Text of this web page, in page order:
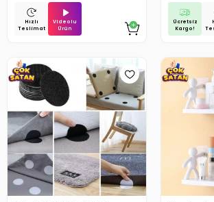
Hızlı
Teslimat
Videolu
Ürün
Ücretsiz
Kargo!